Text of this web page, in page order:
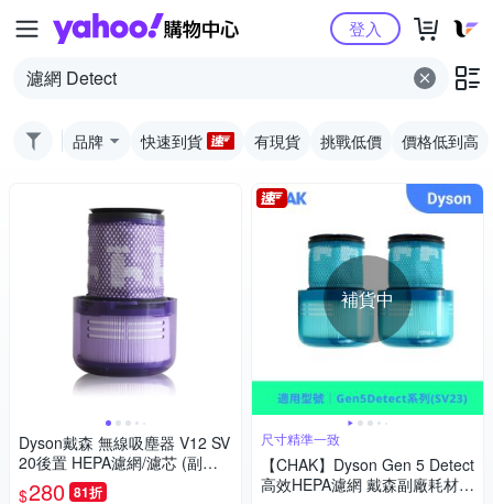
Yahoo購物中心登入
品牌 快速到貨 有現貨 挑戰低價 價格低到高
Dyson戴森 無線吸塵器 V12 SV
20後置 HEPA濾網/濾芯 (副廠)
適用V12 Detect Slim 全系列
$280 81折
補貨中
尺寸精準一致
【CHAK】Dyson Gen 5 Detect
高效HEPA濾網 戴森副廠耗材配